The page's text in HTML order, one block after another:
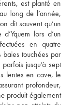
est planté en
long de l’année,
dit souvent qu’un
lors d’un
en quatre
baies touchées par
jusqu’à sept
lentes en cave, le
profondeur,
produit également